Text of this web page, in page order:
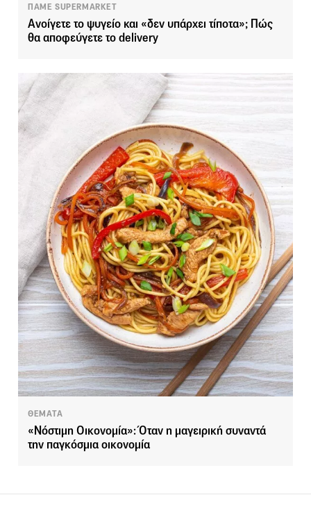
ΠΑΜΕ SUPERMARKET
Ανοίγετε το ψυγείο και «δεν υπάρχει τίποτα»; Πώς
θα αποφεύγετε το delivery
ΘΕΜΑΤΑ
«Νόστιμη Οικονομία»: Όταν η μαγειρική συναντά
την παγκόσμια οικονομία